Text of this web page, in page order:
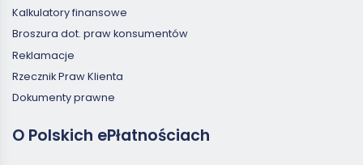
Kalkulatory finansowe
Broszura dot. praw konsumentów
Reklamacje
Rzecznik Praw Klienta
Dokumenty prawne
O Polskich ePłatnościach